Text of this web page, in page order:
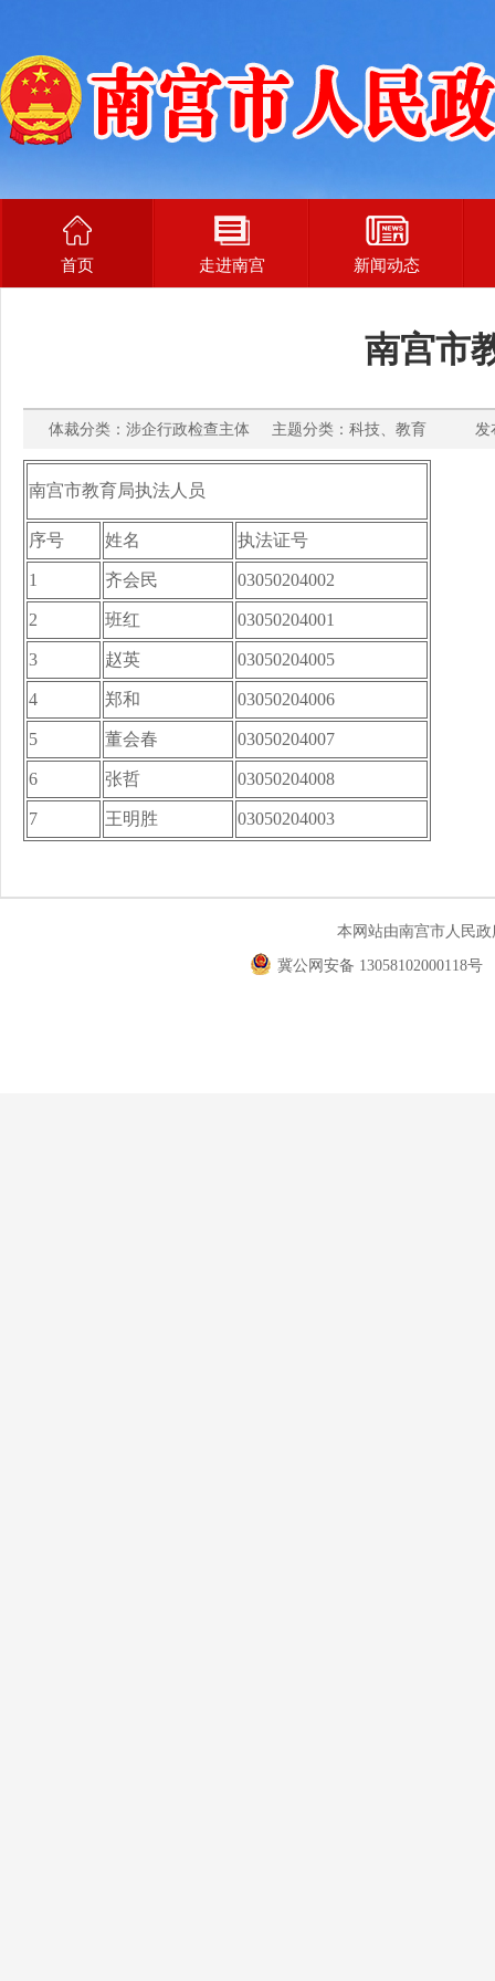
首页 走进南宫 新闻动态
南宫市
体裁分类：涉企行政检查主体 主题分类：科技、教育
南宫市教育局执法人员
序号 姓名 执法证号
1 齐会民 03050204002
2 班红 03050204001
3 赵英 03050204005
4 郑和 03050204006
5 董会春 03050204007
6 张哲 03050204008
7 王明胜 03050204003
本网站由南宫市人民
冀公网安备 13058102000118号